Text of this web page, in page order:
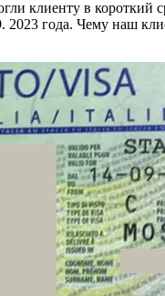
клиенту в короткий
2023 года. Чему наш